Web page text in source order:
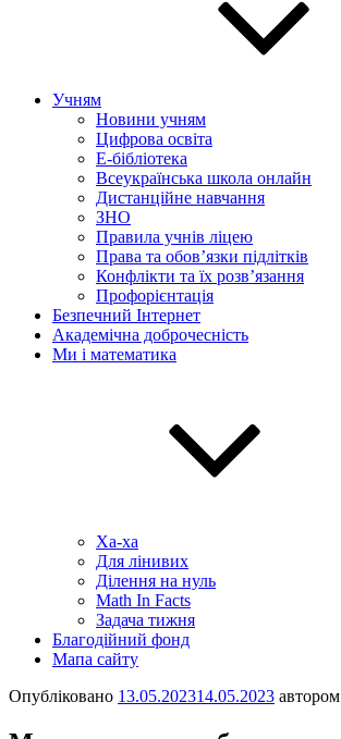
Учням
Новини учням
Цифрова освіта
E-бібліотека
Всеукраїнська школа онлайн
Дистанційне навчання
ЗНО
Правила учнів ліцею
Права та обов’язки підлітків
Конфлікти та їх розв’язання
Профорієнтація
Безпечний Інтернет
Академічна доброчесність
Ми і математика
Ха-ха
Для лінивих
Ділення на нуль
Math In Facts
Задача тижня
Благодійний фонд
Мапа сайту
Опубліковано 13.05.202314.05.2023 автором